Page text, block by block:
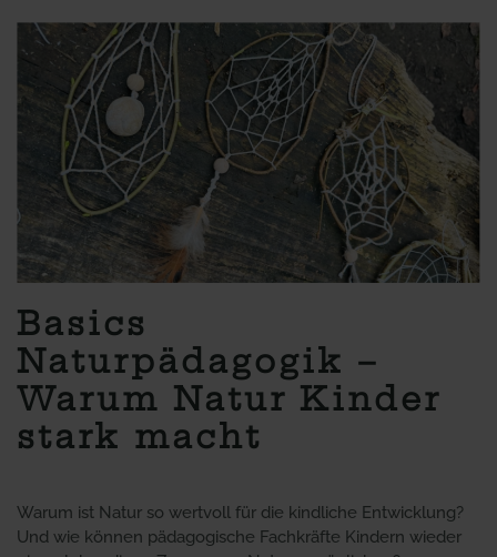
Basics
Naturpädagogik –
Warum Natur Kinder
stark macht
Warum ist Natur so wertvoll für die kindliche Entwicklung?
Und wie können pädagogische Fachkräfte Kindern wieder